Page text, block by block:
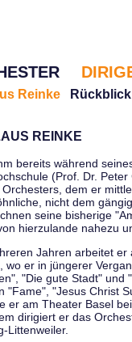
Reinke Rückblick
REINKE
bereits während
(Prof. Dr.
Orchesters, dem er
nicht dem
seine bisherige
hierzulande nahezu
Jahren arbeitet
wo er in jüngerer
"Die gute Stadt" und
"Fame", "Jesus Christ
er am Theater Basel
dirigiert er das
Littenweiler.